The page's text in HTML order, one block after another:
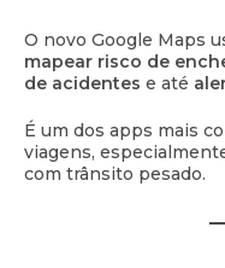
O novo Google Maps
mapear risco de
de acidentes e até
É um dos apps mais
viagens,
com trânsito pesado.